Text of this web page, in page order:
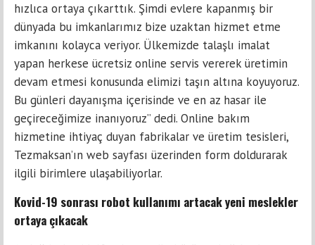
hızlıca ortaya çıkarttık. Şimdi evlere kapanmış bir
dünyada bu imkanlarımız bize uzaktan hizmet etme
imkanını kolayca veriyor. Ülkemizde talaşlı imalat
yapan herkese ücretsiz online servis vererek üretimin
devam etmesi konusunda elimizi taşın altına koyuyoruz.
Bu günleri dayanışma içerisinde ve en az hasar ile
geçireceğimize inanıyoruz” dedi. Online bakım
hizmetine ihtiyaç duyan fabrikalar ve üretim tesisleri,
Tezmaksan’ın web sayfası üzerinden form doldurarak
ilgili birimlere ulaşabiliyorlar.
Kovid-19 sonrası robot kullanımı artacak yeni meslekler
ortaya çıkacak